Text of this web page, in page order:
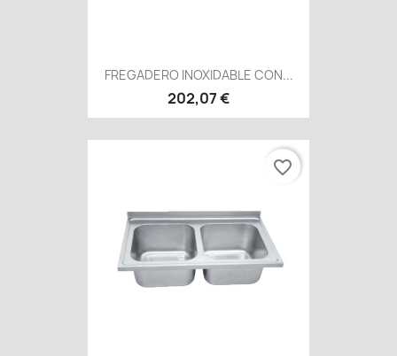
FREGADERO INOXIDABLE CON...
202,07 €
favorite_border